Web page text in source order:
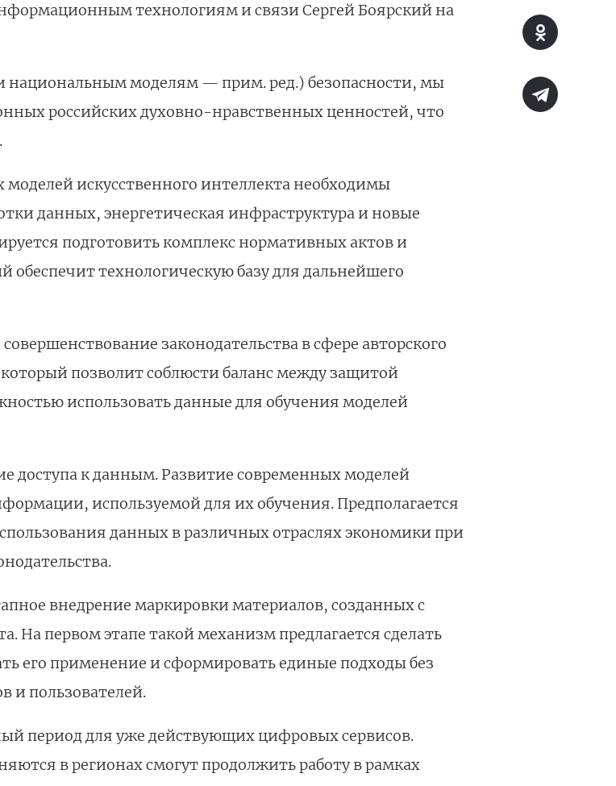
технологиям и связи Сергей Боярский на
моделям — прим. ред.) безопасности, мы
российских духовно-нравственных ценностей, что
искусственного интеллекта необходимы
данных, энергетическая инфраструктура и новые
подготовить комплекс нормативных актов и
технологическую базу для дальнейшего
законодательства в сфере авторского
позволит соблюсти баланс между защитой
использовать данные для обучения моделей
доступа к данным. Развитие современных моделей
используемой для их обучения. Предполагается
данных в различных отраслях экономики при
внедрение маркировки материалов, созданных с
На первом этапе такой механизм предлагается сделать
его применение и сформировать единые подходы без
и пользователей.
период для уже действующих цифровых сервисов.
в регионах смогут продолжить работу в рамках